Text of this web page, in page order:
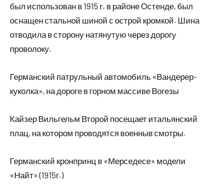
был использован в 1915 г. в районе Остенде, был
оснащен стальной шиной с острой кромкой. Шина
отводила в сторону натянутую через дорогу
проволоку.
Германский патрульный автомобиль «Вандерер-
куколка», на дороге в горном массиве Вогезы
Кайзер Вильгельм Второй посещает итальянский
плац, на котором проводятся военныв смотры.
Германский кронпринц в «Мерседесе» модели
«Найт» (1915г.)